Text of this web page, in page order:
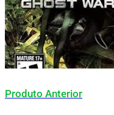
Produto Anterior